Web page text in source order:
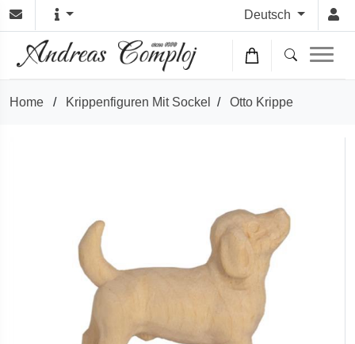
Deutsch
Home / Krippenfiguren Mit Sockel / Otto Krippe